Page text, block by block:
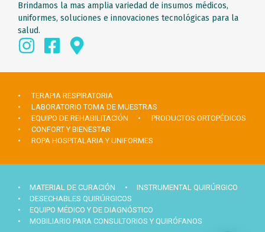
Brindamos la mas amplia variedad de insumos médicos,
uniformes, soluciones e innovaciones tecnológicas para la
salud.
• TERAPIA RESPIRATORIA
• LABORATORIO TOMA DE MUESTRAS
• EQUIPO DE REHABILITACIÓN
• PRODUCTOS ORTOPÉDICOS
• CONFORT Y BIENESTAR
• ROPA HOSPITALARIA Y UNIFORMES
• MATERIAL DE CURACIÓN
• INSTRUMENTAL QUIRÚRGICO
• DESECHABLES QUIRÚRGICOS
• EQUIPO MÉDICO Y DE DIAGNÓSTICO
• MOBILIARIO PARA CONSULTORIOS Y QUIRÓFANOS